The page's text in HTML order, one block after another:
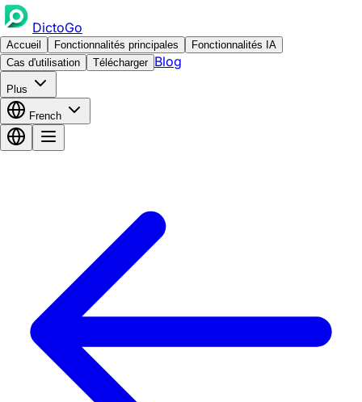
DictoGo
Accueil Fonctionnalités principales
Fonctionnalités IA
Cas d'utilisation
Télécharger Blog
Plus
French